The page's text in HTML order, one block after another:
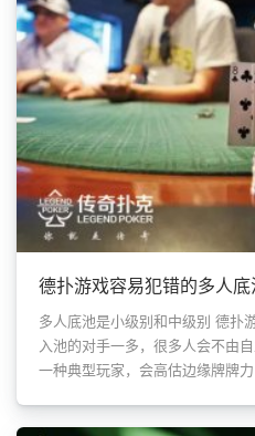
德扑游戏容易犯错的多人底
多人底池是小级别和中级别 德扑
入池的对手一多，很多人会不由
一种典型玩家，会高估边缘牌牌